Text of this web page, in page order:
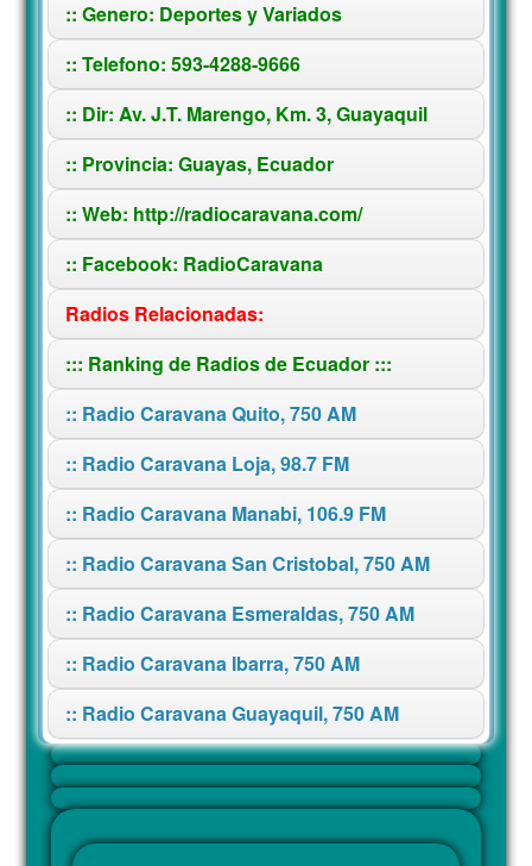
:: Genero: Deportes y Variados
:: Telefono: 593-4288-9666
:: Dir: Av. J.T. Marengo, Km. 3, Guayaquil
:: Provincia: Guayas, Ecuador
:: Web: http://radiocaravana.com/
:: Facebook: RadioCaravana
Radios Relacionadas:
::: Ranking de Radios de Ecuador :::
:: Radio Caravana Quito, 750 AM
:: Radio Caravana Loja, 98.7 FM
:: Radio Caravana Manabi, 106.9 FM
:: Radio Caravana San Cristobal, 750 AM
:: Radio Caravana Esmeraldas, 750 AM
:: Radio Caravana Ibarra, 750 AM
:: Radio Caravana Guayaquil, 750 AM